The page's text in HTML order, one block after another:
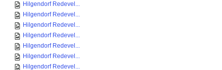
Hilgendorf Redevel...
Hilgendorf Redevel...
Hilgendorf Redevel...
Hilgendorf Redevel...
Hilgendorf Redevel...
Hilgendorf Redevel...
Hilgendorf Redevel...